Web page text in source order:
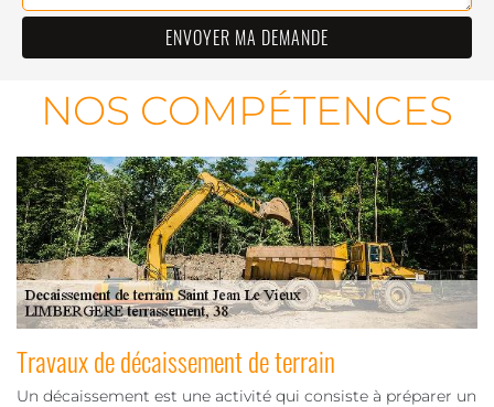
NOS COMPÉTENCES
Travaux de décaissement de terrain
Un décaissement est une activité qui consiste à préparer un